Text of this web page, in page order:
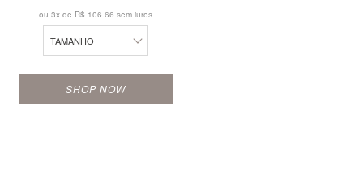
ou 3x de R$ 106,66 sem juros
TAMANHO
23
SHOP NOW